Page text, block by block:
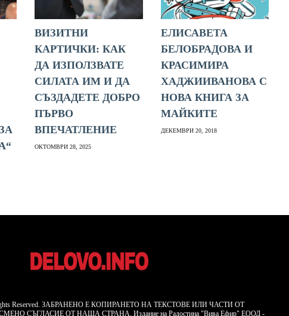
ВИЗИТНИ
КАРТИЧКИ: КАК
ДА ИЗПОЛЗВАТЕ
СИЛАТА ИМ И ДА
СЪЗДАДЕТЕ ДОБРО
ПЪРВО
ВПЕЧАТЛЕНИЕ
ОКТОМВРИ 28, 2025
ЕЛИСАВЕТА
БЕЛОБРАДОВА И
КРАСИМИРА
ХАДЖИИВАНОВА С
НОВА КНИГА ЗА
МАЙКИТЕ
ДЕКЕМВРИ 20, 2018
Reserved. ЗАБРАНЕНО Е КОПИРАНЕТО НА ТЕКСТОВЕ ИЛИ ЧАСТИ ОТ
СЪГЛАСИЕ ОТ НАША СТРАНА. Издание на Радостина "Вива Ефир" ЕООД -